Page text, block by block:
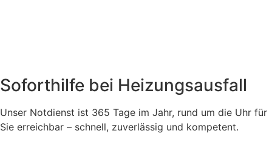
Soforthilfe bei Heizungsausfall
Unser Notdienst ist 365 Tage im Jahr, rund um die Uhr für
Sie erreichbar – schnell, zuverlässig und kompetent.